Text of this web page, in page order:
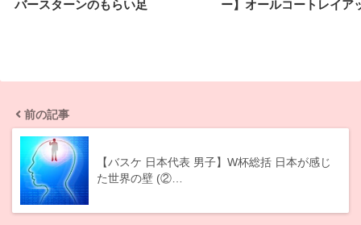
バースターンのもらい足 ー】オールコートレイア
前の記事
【バスケ 日本代表 男子】W杯総括 日本が感じ
た世界の壁 (②…